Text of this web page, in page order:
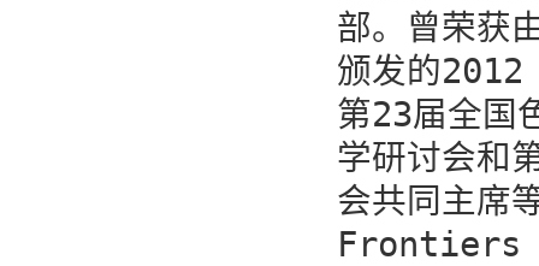
部。曾荣获
颁发的
第23届全国
学研讨会和
会共同主席
Frontiers